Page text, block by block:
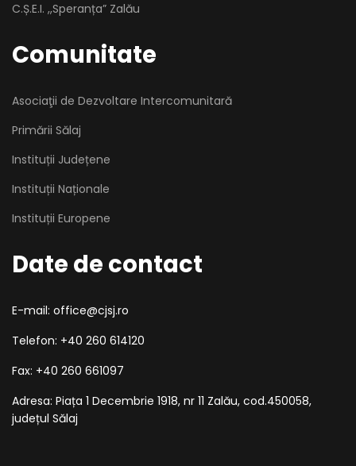
C.Ș.E.I. ,,Speranța” Zalău
Comunitate
Asociaţii de Dezvoltare Intercomunitară
Primării Sălaj
Instituții Județene
Instituții Naționale
Instituții Europene
Date de contact
E-mail: office@cjsj.ro
Telefon: +40 260 614120
Fax: +40 260 661097
Adresa: Piața 1 Decembrie 1918, nr 11 Zalău, cod.450058,
județul Sălaj